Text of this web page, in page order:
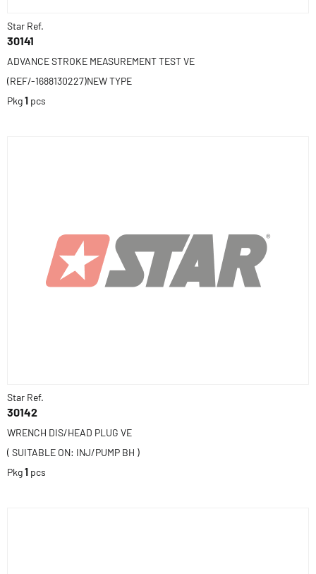
Star Ref.
30141
ADVANCE STROKE MEASUREMENT TEST VE
(REF/-1688130227)NEW TYPE
Pkg1 pcs
Star Ref.
30142
WRENCH DIS/HEAD PLUG VE
( SUITABLE ON: INJ/PUMP BH )
Pkg1 pcs